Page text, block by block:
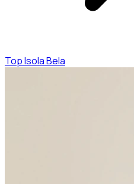
Top Isola Bela